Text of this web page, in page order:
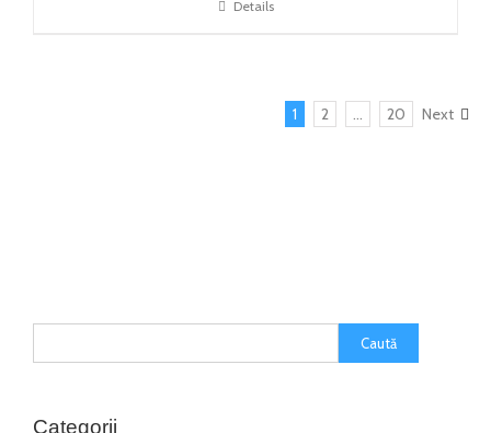
Details
1 2 20 Next
Categorii